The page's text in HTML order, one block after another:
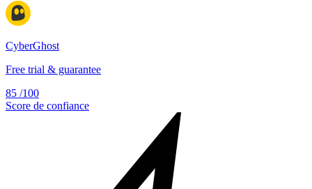
CyberGhost
Free trial & guarantee
85 /100
Score de confiance